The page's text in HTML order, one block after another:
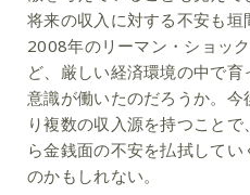
将来の収入に対する不安も
2008年のリーマン・ショッ
ど、厳しい経済環境の中で
意識が働いたのだろうか。今
り複数の収入源を持つこと
ら金銭面の不安を払拭してい
のかもしれない。